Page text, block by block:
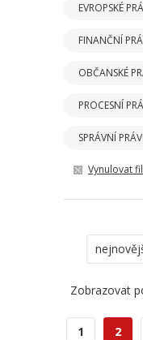
EVROPSKÉ
FINANČNÍ
OBČANSKÉ
PROCESNÍ
SPRÁVNÍ
Vynulovat
Zobrazovat
1 2